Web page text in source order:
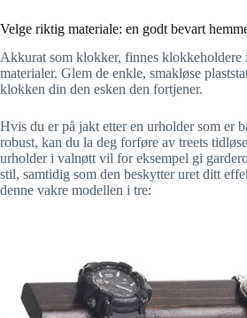
Velge riktig materiale: en godt bevart
Akkurat som klokker, finnes klokkeholdere
materialer. Glem de enkle, smakløse
klokken din den esken den fortjener.
Hvis du er på jakt etter en urholder som er
robust, kan du la deg forføre av treets
urholder i valnøtt vil for eksempel gi
stil, samtidig som den beskytter uret ditt
denne vakre modellen i tre: